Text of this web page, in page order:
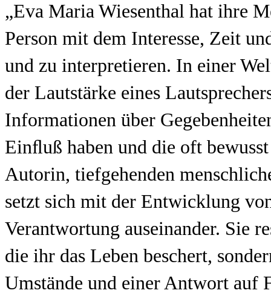
„Eva Maria Wiesenthal hat ihre
Person mit dem Interesse, Zeit
und zu interpretieren. In einer
der Lautstärke eines
Informationen über
Einﬂuß haben und die oft
Autorin, tiefgehenden
setzt sich mit der Entwicklung
Verantwortung auseinander. Sie
die ihr das Leben beschert,
Umstände und einer Antwort auf